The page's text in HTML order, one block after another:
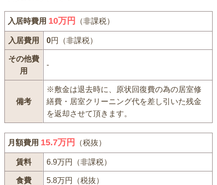
入居時費用 10万円 （非課税）
入居費用 0円（非課税）
その他費
用
-
備考
※敷金は退去時に、原状回復費の為の居室修
繕費・居室クリーニング代を差し引いた残金
を返却させて頂きます。
月額費用 15.7万円 （税抜）
賃料 6.9万円（非課税）
食費 5.8万円（税抜）